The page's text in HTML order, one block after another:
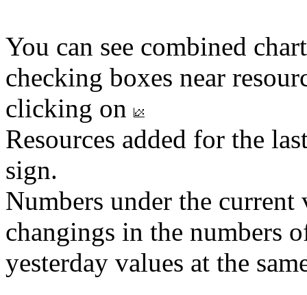
You can see combined
checking boxes near
clicking on
Resources added for the
sign.
Numbers under the
changings in the numbers
yesterday values at the